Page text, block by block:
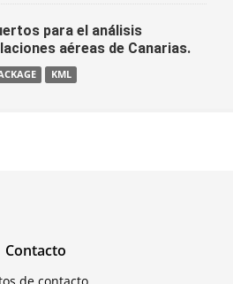
para el análisis
aéreas de Canarias.
KML
Contacto